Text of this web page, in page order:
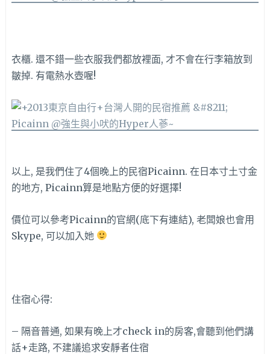
衣櫃. 還不錯一些衣服我們都放裡面, 才不會在行李箱放到
皺掉. 有電熱水壺喔!
以上, 是我們住了4個晚上的民宿Picainn. 在日本寸土寸金
的地方, Picainn算是地點方便的好選擇!
價位可以參考Picainn的官網(底下有連結), 老闆娘也會用
Skype, 可以加入她
住宿心得:
– 隔音普通, 如果有晚上才check in的房客,會聽到他們講
話+走路, 不建議追求安靜者住宿